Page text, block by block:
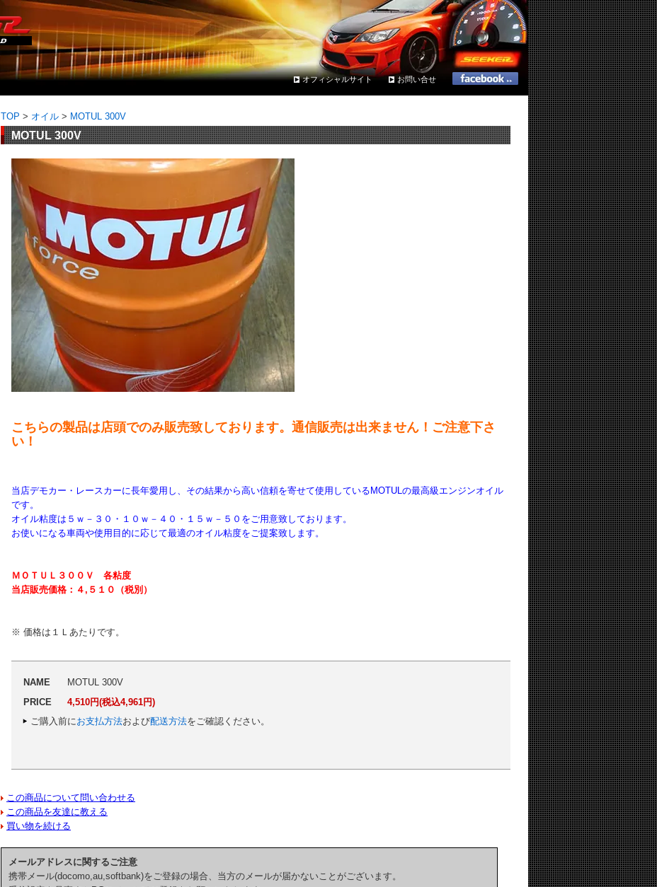
オフィシャルサイト お問い合せ
TOP > オイル > MOTUL 300V
MOTUL 300V
こちらの製品は店頭でのみ販売致しております。通信販売は出来ません！ご注意下さ
い！
当店デモカー・レースカーに長年愛用し、その結果から高い信頼を寄せて使用しているMOTULの最高級エンジンオイル
です。
オイル粘度は５ｗ－３０・１０ｗ－４０・１５ｗ－５０をご用意致しております。
お使いになる車両や使用目的に応じて最適のオイル粘度をご提案致します。
ＭＯＴＵＬ３００Ｖ 各粘度
当店販売価格：４,５１０（税別）
※ 価格は１Ｌあたりです。
NAME
MOTUL 300V
PRICE
4,510円(税込4,961円)
ご購入前にお支払方法および配送方法をご確認ください。
この商品について問い合わせる
この商品を友達に教える
買い物を続ける
メールアドレスに関するご注意
携帯メール(docomo,au,softbank)をご登録の場合、当方のメールが届かないことがございます。